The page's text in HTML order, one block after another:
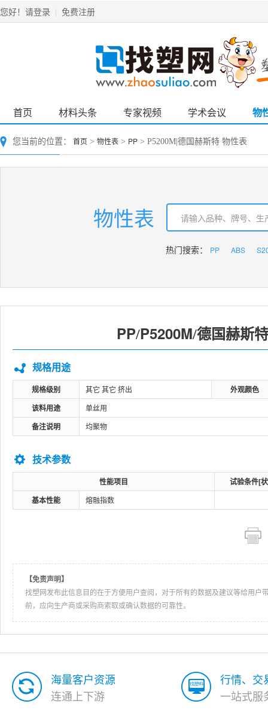
您好！ 请登录 免费注册
首页 材料头条 专家视频 学术会议 物
您当前的位置： 首页 > 物性表 > PP > P5200M|德国赫斯特 物性表
物性表
热门搜索： PP ABS
PP/P5200M/德国赫斯特
规格用途
规格级别 其它 其它 挤出
外观颜色
该料用途
单丝用
备注说明 均聚物
技术参数
性能项目
试验条件[
基本性能
熔融指数
【免责声明】
找塑网发布此信息目的在于方便用户查阅，对于所有的数据及建议等给用
前，应向生产商或采购商索取或确认数据的可靠性。
海量客户资源
连通上下游
行情、交
一站式服